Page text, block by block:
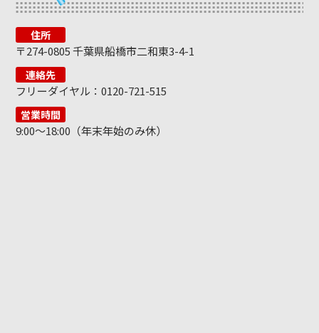
住所
〒274-0805 千葉県船橋市二和東3-4-1
連絡先
フリーダイヤル：0120-721-515
営業時間
9:00～18:00（年末年始のみ休）